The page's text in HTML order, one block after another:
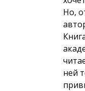
Но,
ней